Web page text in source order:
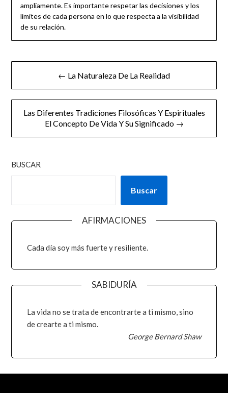
ampliamente. Es importante respetar las decisiones y los
límites de cada persona en lo que respecta a la visibilidad
de su relación.
← La Naturaleza De La Realidad
Las Diferentes Tradiciones Filosóficas Y Espirituales
El Concepto De Vida Y Su Significado →
BUSCAR
Buscar
AFIRMACIONES
Cada día soy más fuerte y resiliente.
SABIDURÍA
La vida no se trata de encontrarte a ti mismo, sino
de crearte a ti mismo.
George Bernard Shaw